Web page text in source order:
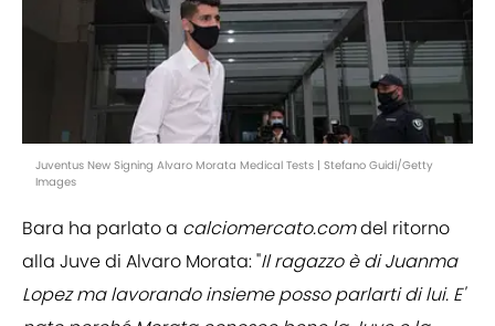
Juventus New Signing Alvaro Morata Medical Tests | Stefano Guidi/Getty
Images
Bara ha parlato a calciomercato.comdel ritorno
alla Juve di Alvaro Morata: "Il ragazzo è di Juanma
Lopez ma lavorando insieme posso parlarti di lui. E'